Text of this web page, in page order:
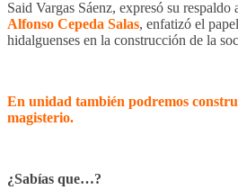
Said Vargas Sáenz, expresó su respaldo
Alfonso Cepeda Salas, enfatizó el
hidalguenses en la construcción de la
En unidad también podremos
magisterio.
¿Sabías que…?